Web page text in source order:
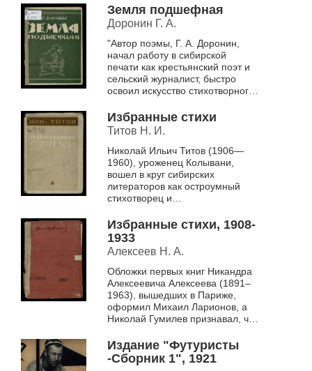
«пушкинистом-футуристом».
Книга имеет небо...
Земля подшефная
Доронин Г. А.
"Автор поэмы, Г. А. Доронин,
начал работу в сибирской
печати как крестьянский поэт и
сельский журналист, быстро
освоил искусство стихотворного
серии «Похождения боев...
Избранные стихи
Титов Н. И.
Николай Ильич Титов (1906—
1960), уроженец Колывани,
вошел в круг сибирских
литераторов как остроумный
стихотворец и
«Избранные стихи»
пропагандируют советское
строитель...
Избранные стихи, 1908-
1933
Алексеев Н. А.
Обложки первых книг Никандра
Алексеевича Алексеева (1891–
1963), вышедших в Париже,
оформил Михаил Ларионов, а
Николай Гумилев признавал, что
сила…» (См.: Степано...
Издание "Футуристы
-Сборник 1", 1921